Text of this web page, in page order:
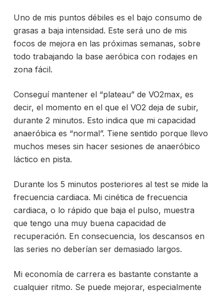
Uno de mis puntos débiles es el bajo consumo de
grasas a baja intensidad. Este será uno de mis
focos de mejora en las próximas semanas, sobre
todo trabajando la base aeróbica con rodajes en
zona fácil.
Conseguí mantener el “plateau” de VO2max, es
decir, el momento en el que el VO2 deja de subir,
durante 2 minutos. Esto indica que mi capacidad
anaeróbica es “normal”. Tiene sentido porque llevo
muchos meses sin hacer sesiones de anaeróbico
láctico en pista.
Durante los 5 minutos posteriores al test se mide la
frecuencia cardiaca. Mi cinética de frecuencia
cardiaca, o lo rápido que baja el pulso, muestra
que tengo una muy buena capacidad de
recuperación. En consecuencia, los descansos en
las series no deberían ser demasiado largos.
Mi economía de carrera es bastante constante a
cualquier ritmo. Se puede mejorar, especialmente